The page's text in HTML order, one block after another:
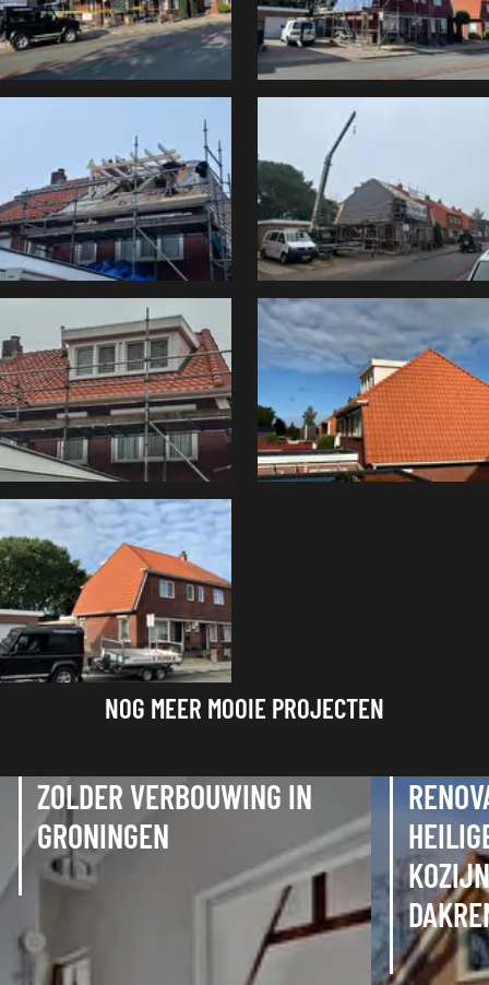
NOG MEER MOOIE PROJECTEN
ZOLDER VERBOUWING IN
GRONINGEN